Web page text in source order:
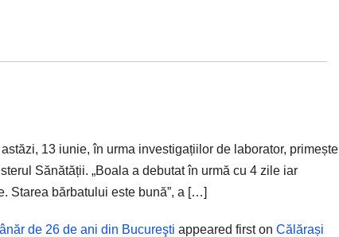
13 iunie, în urma investigațiilor de laborator, primește
Sănătății. „Boala a debutat în urmă cu 4 zile iar
Starea bărbatului este bună”, a […]
de 26 de ani din Bucureşti appeared first on Călărași